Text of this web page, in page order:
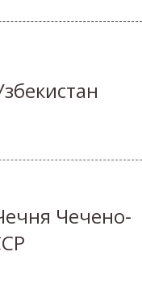
Чечено-